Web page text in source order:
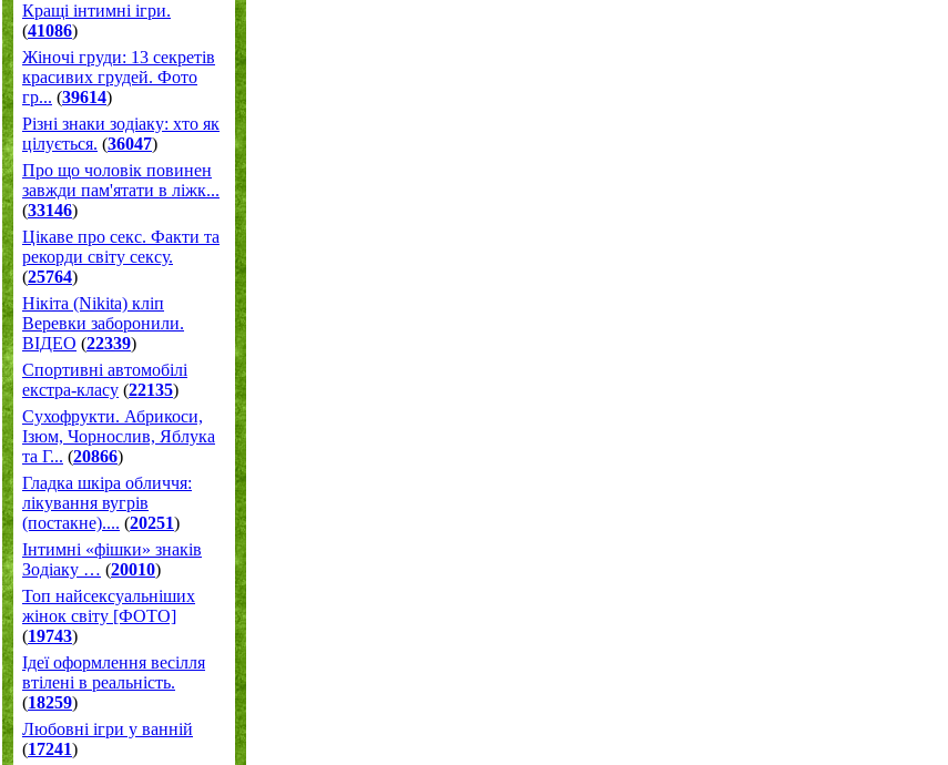
Кращі інтимні ігри.
(41086)
Жіночі груди: 13 секретів
красивих грудей. Фото
гр... (39614)
Різні знаки зодіаку: хто як
цілується. (36047)
Про що чоловік повинен
завжди пам'ятати в ліжк...
(33146)
Цікаве про секс. Факти та
рекорди світу сексу.
(25764)
Нікіта (Nikita) кліп
Веревки заборонили.
ВІДЕО (22339)
Спортивні автомобілі
екстра-класу (22135)
Cухофрукти. Абрикоси,
Ізюм, Чорнослив, Яблука
та Г... (20866)
Гладка шкіра обличчя:
лікування вугрів
(постакне).... (20251)
Інтимні «фішки» знаків
Зодіаку … (20010)
Топ найсексуальніших
жінок світу [ФОТО]
(19743)
Ідеї оформлення весілля
втілені в реальність.
(18259)
Любовні ігри у ванній
(17241)